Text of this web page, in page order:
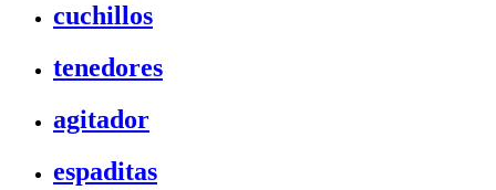
cuchillos
tenedores
agitador
espaditas